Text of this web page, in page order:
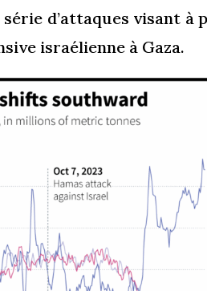
série d’attaques visant à
israélienne à Gaza.